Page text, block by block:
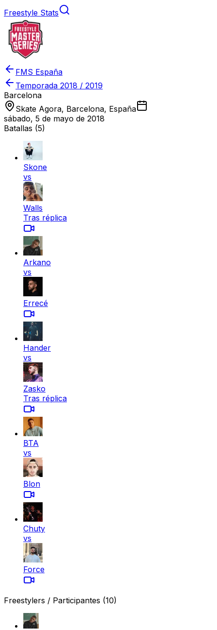
Freestyle Stats
FMS España
Temporada 2018 / 2019
Barcelona
Skate Agora, Barcelona, España
sábado, 5 de mayo de 2018
Batallas (5)
Skone
vs
Walls
Tras réplica
Arkano
vs
Errecé
Hander
vs
Zasko
Tras réplica
BTA
vs
Blon
Chuty
vs
Force
Freestylers / Participantes (10)